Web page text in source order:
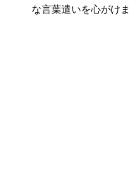
な言葉遣いを心がけま